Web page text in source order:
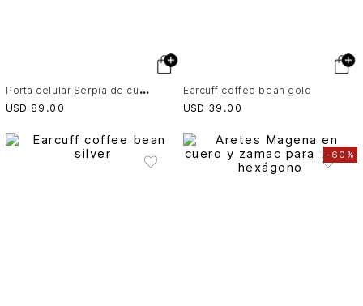
P
orta celular Serpia de cuero para mujer grabado
USD 89 .00
Earcuff coffee bean gold
USD 39 .00
- 60%